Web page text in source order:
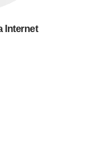
Internet